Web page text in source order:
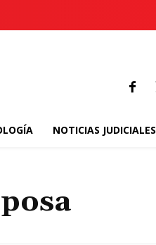
NOTICIAS JUDICIALES